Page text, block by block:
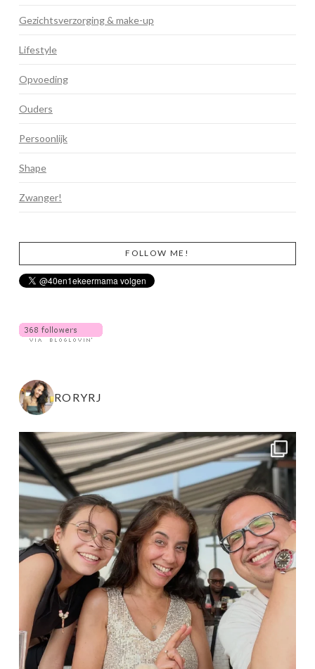
Gezichtsverzorging & make-up
Lifestyle
Opvoeding
Ouders
Persoonlijk
Shape
Zwanger!
FOLLOW ME!
RORYRJ